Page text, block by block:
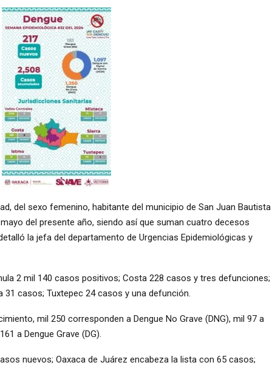
del sexo femenino, habitante del municipio de San Juan Bautista
del presente año, siendo así que suman cuatro decesos
la jefa del departamento de Urgencias Epidemiológicas y
2 mil 140 casos positivos; Costa 228 casos y tres defunciones;
casos; Tuxtepec 24 casos y una defunción.
mil 250 corresponden a Dengue No Grave (DNG), mil 97 a
a Dengue Grave (DG).
nuevos; Oaxaca de Juárez encabeza la lista con 65 casos;